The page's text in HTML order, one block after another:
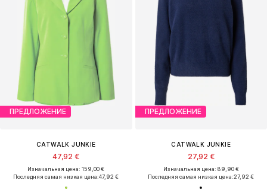
ПРЕДЛОЖЕНИЕ
CATWALK JUNKIE
47,92 €
Изначальная цена: 159,00 €
Последняя самая низкая цена:47,92 €
ПРЕДЛОЖЕНИЕ
CATWALK JUNKIE
27,92 €
Изначальная цена: 89,90 €
Последняя самая низкая цена:27,92 €